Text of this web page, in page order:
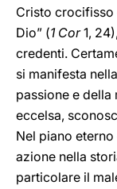
Cristo crocifisso
Dio” (1 Cor1,
credenti.
si manifesta
passione e della
eccelsa,
Nel piano
azione nella
particolare il